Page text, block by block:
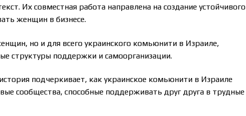
Их совместная работа направлена на создание устойчивого
женщин в бизнесе.
но и для всего украинского комьюнити в Израиле,
структуры поддержки и самоорганизации.
подчеркивает, как украинское комьюнити в Израиле
сообщества, способные поддерживать друг друга в трудные